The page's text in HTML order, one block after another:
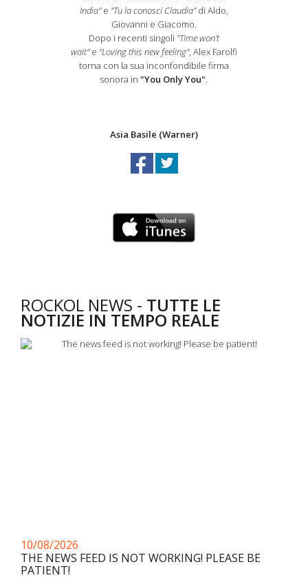
India"e "Tu la conosci Claudia"di Aldo,
Giovanni e Giacomo.
Dopo i recenti singoli "Time won’t
wait"e "Loving this new feeling", Alex Farolfi
torna con la sua inconfondibile firma
sonora in"You Only You".
Asia Basile (Warner)
ROCKOL NEWS - TUTTE LE
NOTIZIE IN TEMPO REALE
10/08/2026
THE NEWS FEED IS NOT WORKING! PLEASE BE
PATIENT!